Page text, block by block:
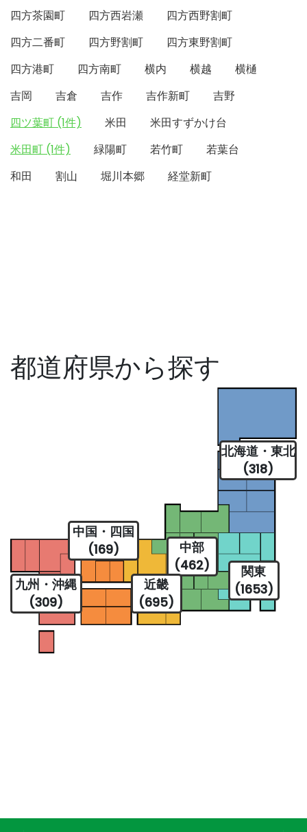
四方茶園町
四方西岩瀬
四方西野割町
四方二番町
四方野割町
四方東野割町
四方港町
四方南町 横内 横越
横樋
吉岡
吉倉 吉作 吉作新町
吉野
四ツ葉町 (1件)
米田
米田すずかけ台
米田町 (1件)
緑陽町 若竹町
若葉台
和田
割山 堀川本郷 経堂新町
都道府県から探す
北海道・東北
(318)
関東
(1653)
中部
(462)
近畿
(695)
中国・四国
(169)
九州・沖縄
(309)